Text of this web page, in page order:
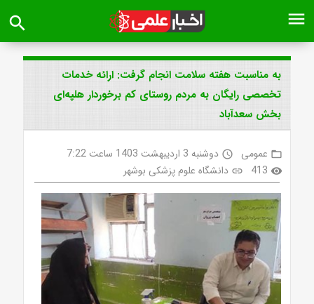
menu
search
به مناسبت هفته سلامت انجام گرفت: ارائه خدمات
تخصصی رایگان به مردم روستای کم برخوردار هلپه‌ای
بخش سعدآباد
folder_open عمومی access_time دوشنبه 3 اردیبهشت 1403 ساعت 7:22
visibility
413
link دانشگاه علوم پزشکی بوشهر